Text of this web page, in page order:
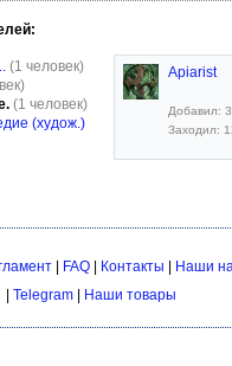
(1 человек)
(1 человек)
(худож.)
Apiarist
Добавил:
Заходил:
| FAQ| Контакты Наши
Telegram Наши товары